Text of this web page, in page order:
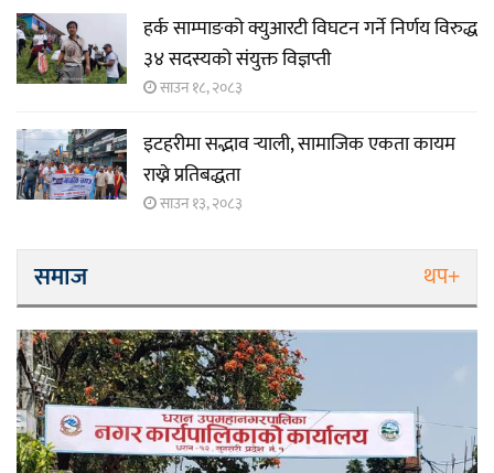
हर्क साम्पाङको क्युआरटी विघटन गर्ने निर्णय विरुद्ध
३४ सदस्यको संयुक्त विज्ञप्ती
साउन १८, २०८३
इटहरीमा सद्भाव र्‍याली, सामाजिक एकता कायम
राख्ने प्रतिबद्धता
साउन १३, २०८३
समाज थप+